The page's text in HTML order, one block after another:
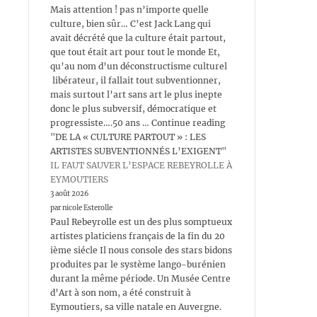
Mais attention ! pas n’importe quelle
culture, bien sûr… C’est Jack Lang qui
avait décrété que la culture était partout,
que tout était art pour tout le monde Et,
qu’au nom d’un déconstructisme culturel
libérateur, il fallait tout subventionner,
mais surtout l’art sans art le plus inepte
donc le plus subversif, démocratique et
progressiste….50 ans … Continue reading
"DE LA « CULTURE PARTOUT » : LES
ARTISTES SUBVENTIONNÉS L’EXIGENT"
IL FAUT SAUVER L’ESPACE REBEYROLLE À
EYMOUTIERS
3 août 2026
par nicole Esterolle
Paul Rebeyrolle est un des plus somptueux
artistes platiciens français de la fin du 20
ième siécle Il nous console des stars bidons
produites par le système lango-burénien
durant la même période. Un Musée Centre
d’Art à son nom, a été construit à
Eymoutiers, sa ville natale en Auvergne.